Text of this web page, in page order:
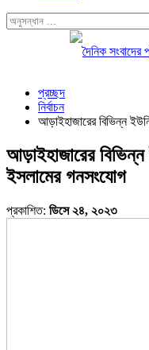
প্রচ্ছদ
নির্বাচন
আড়াইহাজারের বিভিন্ন
আড়াইহাজারের বিভিন্ন
ইসলামের গনসংযোগ
প্রকাশিত: ডিসে ২৪, ২০২৩